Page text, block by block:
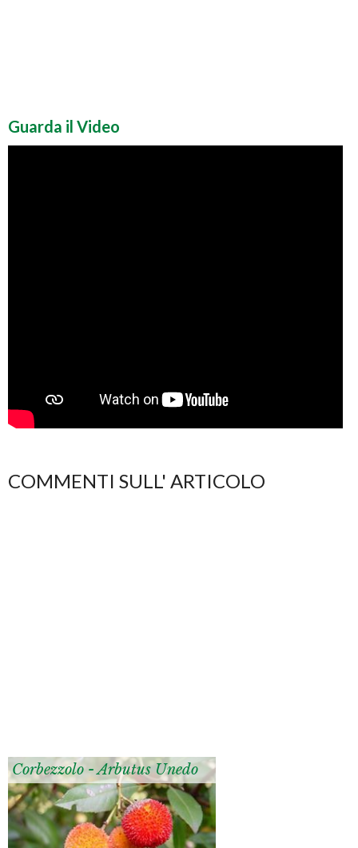
Guarda il Video
COMMENTI SULL' ARTICOLO
Corbezzolo - Arbutus Unedo